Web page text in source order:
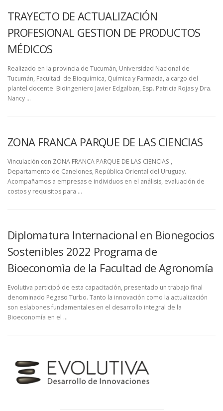
TRAYECTO DE ACTUALIZACIÓN
PROFESIONAL GESTION DE PRODUCTOS
MÉDICOS
Realizado en la provincia de Tucumán, Universidad Nacional de
Tucumán, Facultad de Bioquímica, Química y Farmacia, a cargo del
plantel docente Bioingeniero Javier Edgalban, Esp. Patricia Rojas y Dra.
Nancy …
ZONA FRANCA PARQUE DE LAS CIENCIAS
Vinculación con ZONA FRANCA PARQUE DE LAS CIENCIAS ,
Departamento de Canelones, República Oriental del Uruguay.
Acompañamos a empresas e individuos en el análisis, evaluación de
costos y requisitos para …
Diplomatura Internacional en Bionegocios
Sostenibles 2022 Programa de
Bioeconomìa de la Facultad de Agronomía
Evolutiva participó de esta capacitación, presentado un trabajo final
denominado Pegaso Turbo. Tanto la innovación como la actualización
son eslabones fundamentales en el desarrollo integral de la
Bioeconomía en el ...